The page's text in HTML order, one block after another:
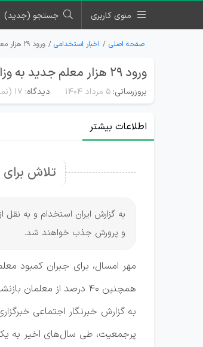
منوی کاربری جستجو (جدید)
صفحه اصلی اخبار استخدامی ورود ۲۹ هزار معلم جدید به وزارت آموزش و پرورش در مهر امسال
ورود ۲۹ هزار معلم جدید به وزارت آموزش و پرورش در مهر امسال
بروزرسانی: ۵ مرداد ۱۴۰۴ دیدگاه: 17
اطلاعات بیشتر
تلاش
و پرورش جذب خواهند شد.
همچنین ۴۰ درصد از معلمان بازنشسته به همکاری خود ادامه می‌دهند.
به گزارش خبرنگار اجتماعی
پرجمعیت، طی سال‌های اخیر به